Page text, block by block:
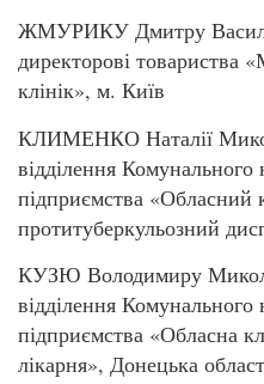
ЖМУРИКУ Дмитру
директорові товариства
клінік», м. Київ
КЛИМЕНКО Наталії
відділення Комунального
підприємства «Обласний
протитуберкульозний
КУЗЮ Володимиру
відділення Комунального
підприємства «Обласна
лікарня», Донецька